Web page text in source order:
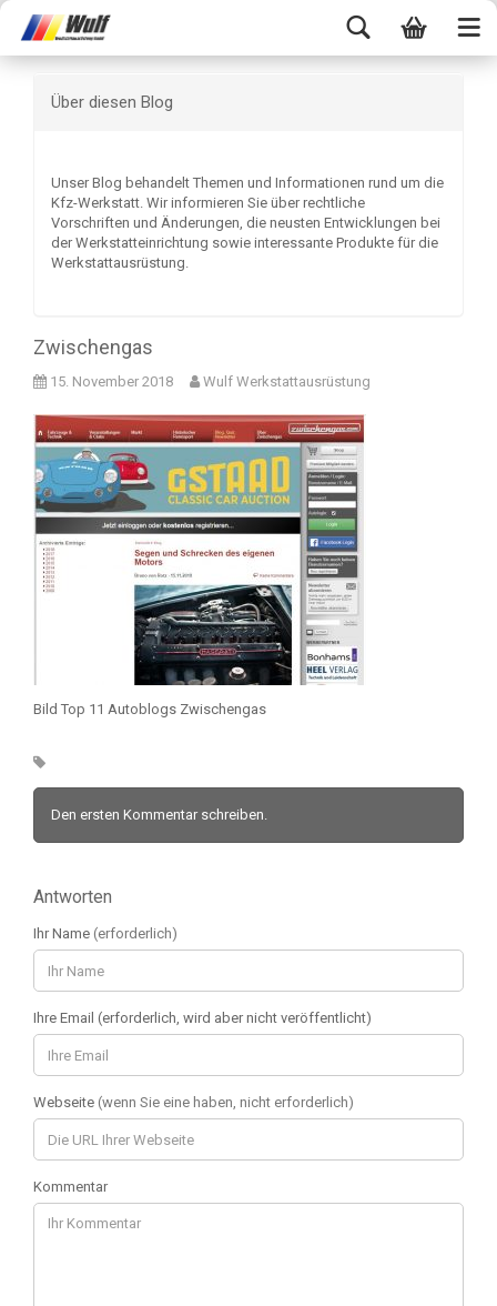
Über diesen Blog
Unser Blog behandelt Themen und Informationen rund um die
Kfz-Werkstatt. Wir informieren Sie über rechtliche
Vorschriften und Änderungen, die neusten Entwicklungen bei
der Werkstatteinrichtung sowie interessante Produkte für die
Werkstattausrüstung.
Zwischengas
15. November 2018 Wulf Werkstattausrüstung
Bild Top 11 Autoblogs Zwischengas
Den ersten Kommentar schreiben.
Antworten
Ihr Name (erforderlich)
Ihre Email (erforderlich, wird aber nicht veröffentlicht)
Webseite (wenn Sie eine haben, nicht erforderlich)
Kommentar